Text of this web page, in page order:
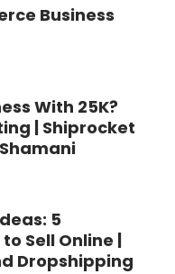
Business
With 25K?
| Shiprocket
5
Sell Online |
Dropshipping